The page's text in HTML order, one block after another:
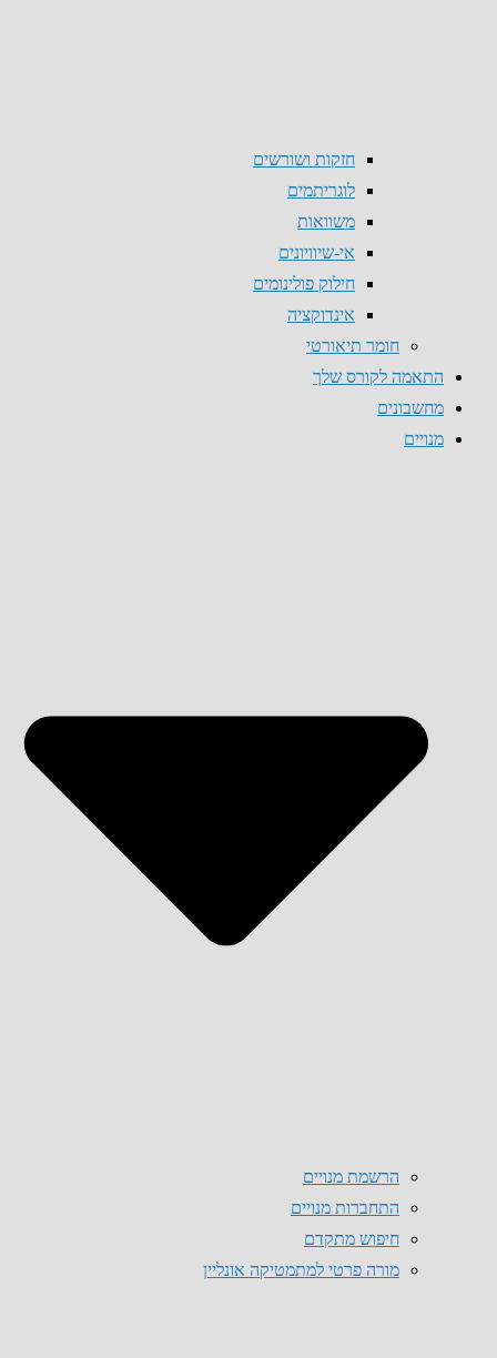
חזקות ושורשים
לוגריתמים
משוואות
אי-שיוויונים
חילוק פולינומים
אינדוקציה
חומר תיאורטי
התאמה לקורס שלך
מחשבונים
מנויים
הרשמת מנויים
התחברות מנויים
חיפוש מתקדם
מורה פרטי למתמטיקה אונליין